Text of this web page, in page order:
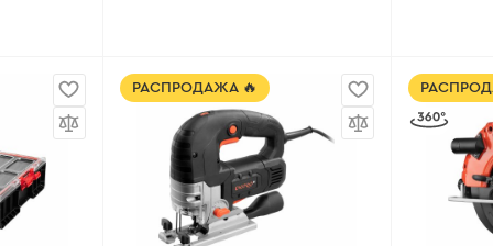
под
от 2333 ₴/месяц
Модель:CF8000DDC
Мощность: 6,0 кВт
Объем топливного бака:
Максимальная мощность:
от 126 ₴/
Размер
Материал
Макс.
РАСПРОДАЖА 🔥